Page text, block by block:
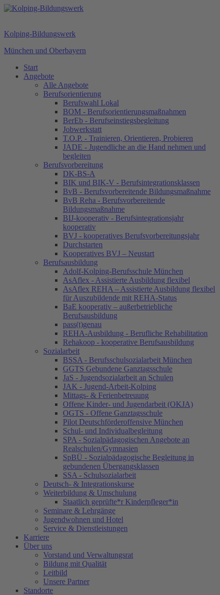
Kolping-Bildungswerk
München und Oberbayern
Start
Angebote
Alle Angebote
Berufsorientierung
Berufswahl Lokal
BOM - Berufsorientierungsmaßnahmen
BerEb - Berufseinstiegsbegleitung
Jobwerkstatt
T.O.P. - Trainieren, Orientieren, Probieren
JADE - Jugendliche an die Hand nehmen und
begleiten
Berufsvorbereitung
DK-BS-A
BIK und BIK-V - Berufsintegrationsklassen
BvB - Berufsvorbereitende Bildungsmaßnahme
BvB Reha - Berufsvorbereitende
Bildungsmaßnahme
BIJ-kooperativ - Berufsintegrationsjahr
kooperativ
BVJ - kooperatives Berufsvorbereitungsjahr
Durchstarten
Kooperatives BVJ – Neustart
Berufsausbildung
Adolf-Kolping-Berufsschule München
AsAflex - Assistierte Ausbildung flexibel
AsAflex REHA – Assistierte Ausbildung flexibel
für Auszubildende mit REHA-Status
BaE kooperativ – außerbetriebliche
Berufsausbildung
pass(t)genau
REHA-Ausbildung - Berufliche Rehabilitation
Rehakoop - kooperative Berufsausbildung
Sozialarbeit
BSSA - Berufsschulsozialarbeit München
GGTS Gebundene Ganztagsschule
JaS - Jugendsozialarbeit an Schulen
JAK - Jugend-Arbeit-Kolping
Mittags- & Ferienbetreuung
Offene Kinder- und Jugendarbeit (OKJA)
OGTS - Offene Ganztagsschule
Pilot Deutschförderoffensive München
Schul- und Individualbegleitung
SPA - Sozialpädagogischen Angebote an
Realschulen/Gymnasien
SpBÜ - Sozialpädagogische Begleitung in
gebundenen Übergangsklassen
SSA - Schulsozialarbeit
Deutsch- & Integrationskurse
Weiterbildung & Umschulung
Staatlich geprüfte*r Kinderpfleger*in
Seminare & Lehrgänge
Jugendwohnen und Hotel
Service & Dienstleistungen
Karriere
Über uns
Vorstand und Verwaltungsrat
Bildung mit Qualität
Leitbild
Unsere Partner
Standorte